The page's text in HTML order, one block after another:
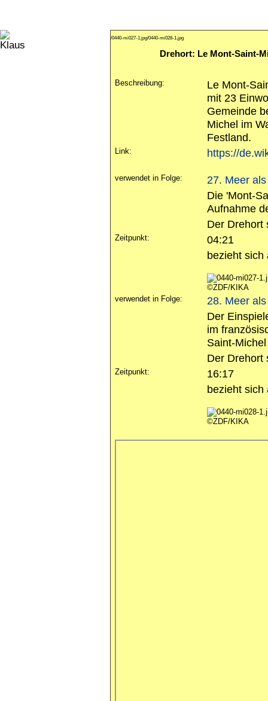
/0440-mi027-1.jpg/0440-mi028-1.jpg
Drehort: Le Mont-Saint-
Beschreibung:
Le Mont-
mit 23
Gemeinde
Michel im
Festland.
Link: https://
verwendet in Folge:
27. Meer
Die 'Mont-
Aufnahme
Der Drehort
Zeitpunkt:
04:21
bezieht sich
©ZDF/KIKA
verwendet in Folge:
28. Meer
Der
im
Saint-
Der Drehort
Zeitpunkt:
16:17
bezieht sich
©ZDF/KIKA